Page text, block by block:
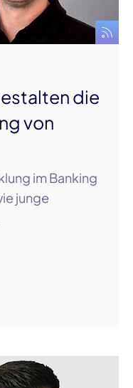
die
von
im Banking
junge